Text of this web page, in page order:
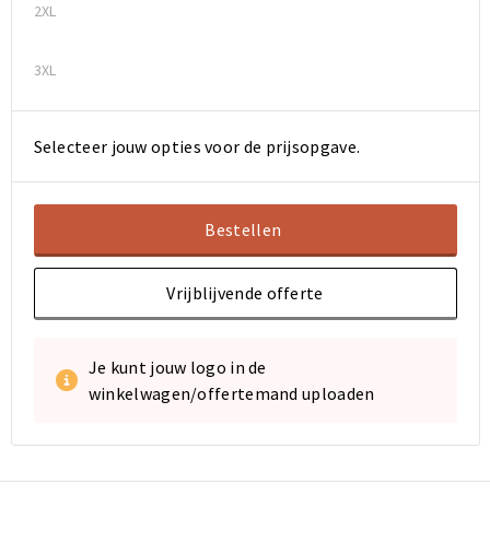
2XL
3XL
Selecteer jouw opties voor de prijsopgave.
Bestellen
Vrijblijvende offerte
Je kunt jouw logo in de
winkelwagen/offertemand uploaden